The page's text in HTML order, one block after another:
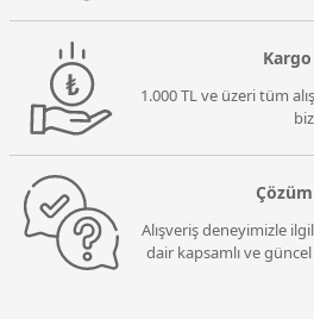
1.000 TL ve üzeri tüm
Alışveriş deneyimizle
dair kapsamlı ve güncel